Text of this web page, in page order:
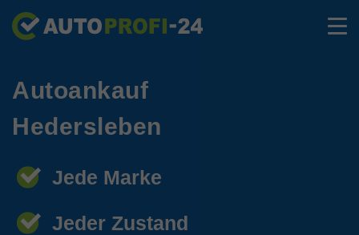
Autoankauf
Hedersleben
Jede Marke
Jeder Zustand